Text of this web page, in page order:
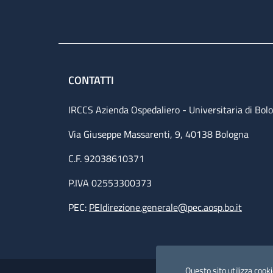
Questo sito utilizza
CONTATTI
IRCCS Azienda Ospedaliero - Universitaria di
Via Giuseppe Massarenti, 9, 40138 Bologna
C.F. 92038610371
P.IVA 02553300373
PEC: PEIdirezione.generale@pec.aosp.bo.it